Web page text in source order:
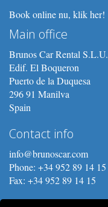
Book online nu, klik her!
Main office
Brunos Car Rental S.L.U.
Edif. El Boqueron
Puerto de la Duquesa
296 91 Manilva
Spain
Contact info
info@brunoscar.com
Phone: +34 952 89 14 15
Fax: +34 952 89 14 15